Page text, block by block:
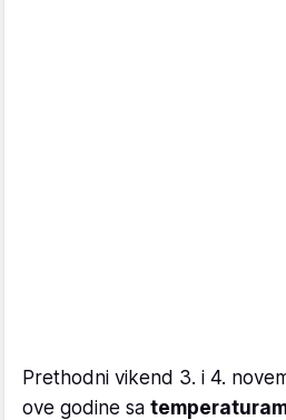
Prethodni vikend 3. i 4.
ove godine sa